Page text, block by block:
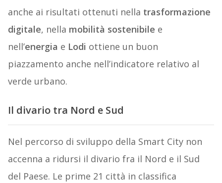
anche ai risultati ottenuti nella trasformazione
digitale, nella mobilità sostenibile e
nell’energia e Lodi ottiene un buon
piazzamento anche nell’indicatore relativo al
verde urbano.
Il divario tra Nord e Sud
Nel percorso di sviluppo della Smart City non
accenna a ridursi il divario fra il Nord e il Sud
del Paese. Le prime 21 città in classifica